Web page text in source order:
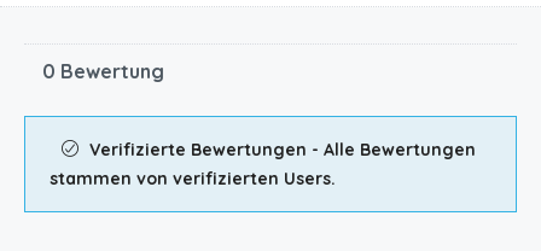
0 Bewertung
Verifizierte Bewertungen - Alle Bewertungen
stammen von verifizierten Users.